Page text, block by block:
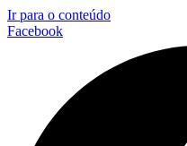
Ir para o conteúdo
Facebook